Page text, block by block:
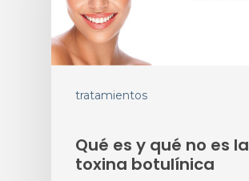
tratamientos
Qué es y qué no es la
toxina botulínica